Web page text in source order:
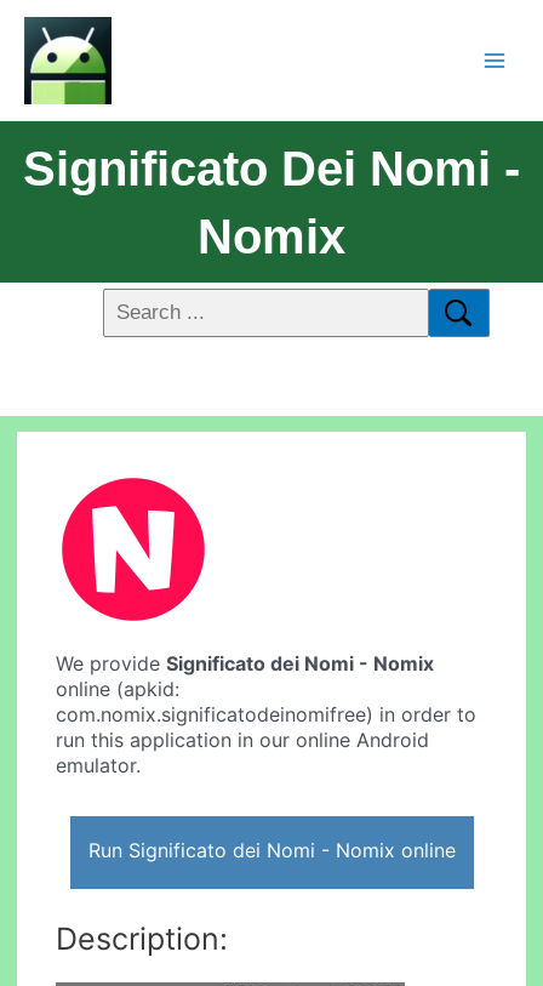
Significato Dei Nomi -
Nomix
We provideSignificato dei Nomi - Nomix
online (apkid:
com.nomix.significatodeinomifree) in order to
run this application in our online Android
emulator.
Run Significato dei Nomi - Nomix online
Description: